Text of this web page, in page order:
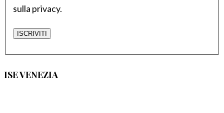
sulla privacy.
ISE VENEZIA